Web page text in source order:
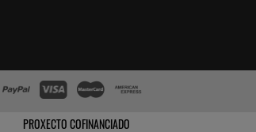
PROXECTO COFINANCIADO